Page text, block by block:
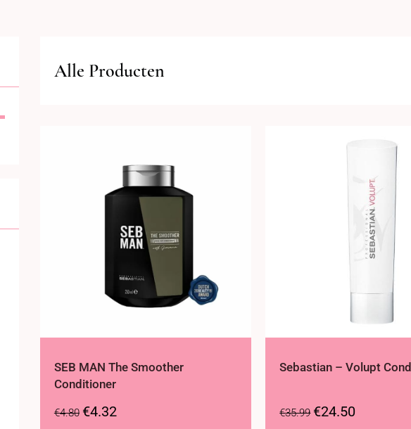
Alle Producten
SEB MAN The Smoother
Conditioner
€4.80 €4.32
Sebastian – Volupt
€35.99 €24.50